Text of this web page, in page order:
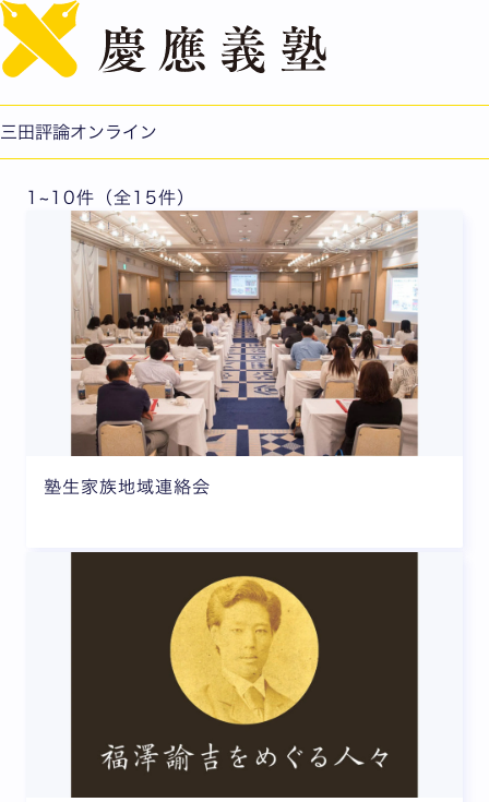
三田評論オンライン
2019年5月号
1~10件（全15件）
塾生家族地域連絡会